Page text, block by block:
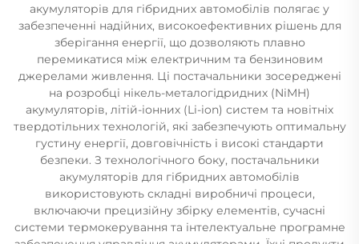
акумуляторів для гібридних автомобілів полягає у
забезпеченні надійних, високоефективних рішень для
зберігання енергії, що дозволяють плавно
перемикатися між електричним та бензиновим
джерелами живлення. Ці постачальники зосереджені
на розробці нікель-металогідридних (NiMH)
акумуляторів, літій-іонних (Li-ion) систем та новітніх
твердотільних технологій, які забезпечують оптимальну
густину енергії, довговічність і високі стандарти
безпеки. З технологічного боку, постачальники
акумуляторів для гібридних автомобілів
використовують складні виробничі процеси,
включаючи прецизійну збірку елементів, сучасні
системи термокерування та інтелектуальне програмне